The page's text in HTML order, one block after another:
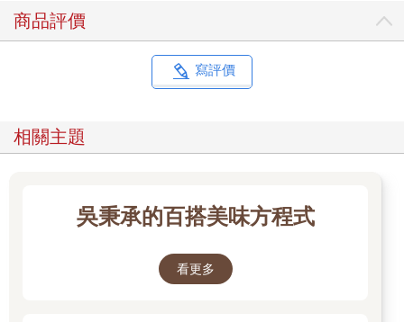
色調。我喜歡的原因在於，白、黑、灰這三個顏色的器皿不僅能
襯托料理，也可以營造出沉穩的氛圍。在我居住的栃木縣有一種
叫做益子燒的陶器非常有名，我也很喜歡，常常會與朋友去益子
逛街，購買喜歡的器皿。
做美甲可以讓我心情愉悅，也可以提升日常的動力。對自己來
彩繪指甲，我更喜歡不容易剝落的凝膠指甲。當孩子們睡著後，
我就會邊看電視邊做指甲，享受小確幸時間。
這台縫紉機是媽媽傳下來，是她在30年前買的，現在還沒退休，
商品評價
寫評價
相關主題
吳秉承的百搭美味方程式
看更多